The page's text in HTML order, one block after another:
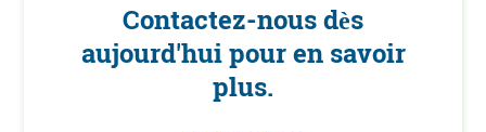
Contactez-nous dès
aujourd'hui pour en savoir
plus.